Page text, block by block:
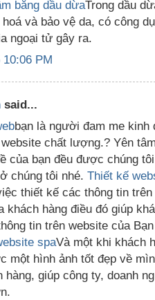
bằng dầu dừaTrong dầu
và bảo vệ da, có công
ngoại tử gây ra.
PM
said...
bạn là người đam me kinh
chất lượng.? Yên
của bạn đều được chúng
chúng tôi nhé. Thiết kế
thiết kế các thông tin
khách hàng điều đó giúp
tin trên website của Bạn
spaVà một khi khách
một hình ảnh tốt đẹp về
hàng, giúp công ty, doanh